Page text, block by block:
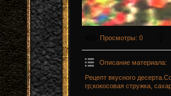
Просмотры: 0
Описание материала:
Рецепт вкусного
гр;кокосовая стружка,